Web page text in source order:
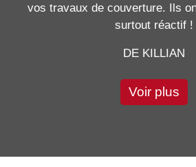
vos travaux de couverture. Ils
surtout réactif !
DE KILLIAN
Voir plus